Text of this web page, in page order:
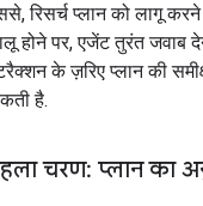
रिसर्च प्लान को लागू
होने पर, एजेंट तुरंत जवाब
के ज़रिए प्लान की
है.
चरण: प्लान का